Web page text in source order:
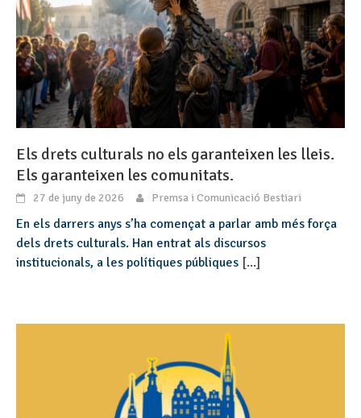
Els drets culturals no els garanteixen les lleis.
Els garanteixen les comunitats.
27 de juny de 2026 Premsa i Comunicació Bestiari
En els darrers anys s’ha començat a parlar amb més força
dels drets culturals. Han entrat als discursos
institucionals, a les polítiques públiques [...]